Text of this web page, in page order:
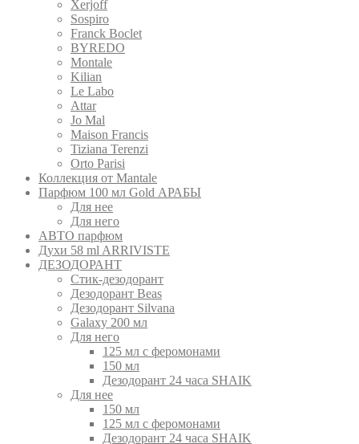
Xerjoff
Sospiro
Franck Boclet
BYREDO
Montale
Kilian
Le Labo
Attar
Jo Mal
Maison Francis
Tiziana Terenzi
Orto Parisi
Коллекция от Mantale
Парфюм 100 мл Gold АРАБЫ
Для нее
Для него
АВТО парфюм
Духи 58 ml ARRIVISTE
ДЕЗОДОРАНТ
Cтик-дезодорант
Дезодорант Beas
Дезодорант Silvana
Galaxy 200 мл
Для него
125 мл с феромонами
150 мл
Дезодорант 24 часа SHAIK
Для нее
150 мл
125 мл с феромонами
Дезодорант 24 часа SHAIK